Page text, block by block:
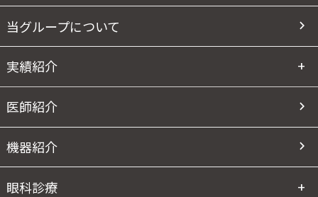
当グループについて
実績紹介
医師紹介
機器紹介
眼科診療